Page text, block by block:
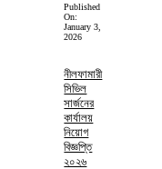
Published
On:
January 3,
2026
নীলফামারী
সিভিল
সার্জনের
কার্যালয়
নিয়োগ
বিজ্ঞপ্তি
২০২৬